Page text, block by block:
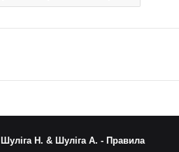
Шуліга Н. & Шуліга А. - Правила